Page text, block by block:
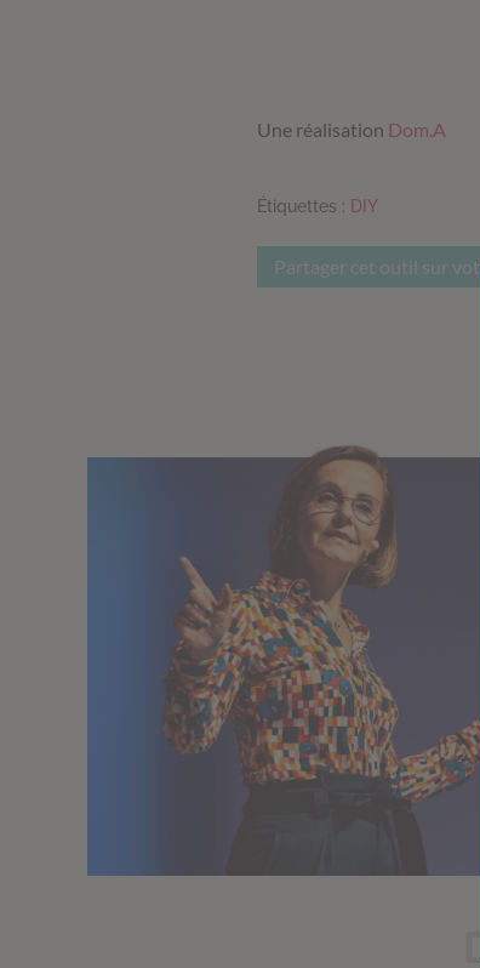
Une réalisation Dom.A
Étiquettes : DIY